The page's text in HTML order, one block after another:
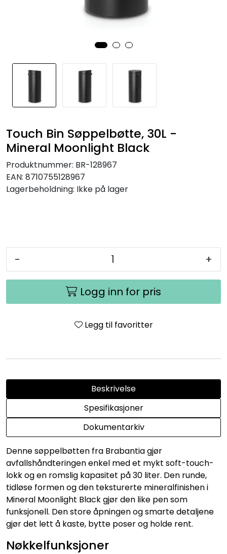
Touch Bin Søppelbøtte, 30L -
Mineral Moonlight Black
Produktnummer: BR-128967
EAN: 8710755128967
Lagerbeholdning: Ikke på lager
- +
Logg inn for pris
Legg til favoritter
Beskrivelse
Spesifikasjoner
Dokumentarkiv
Denne søppelbøtten fra Brabantia gjør
avfallshåndteringen enkel med et mykt soft-touch-
lokk og en romslig kapasitet på 30 liter. Den runde,
tidløse formen og den teksturerte mineralfinishen i
Mineral Moonlight Black gjør den like pen som
funksjonell. Den store åpningen og smarte detaljene
gjør det lett å kaste, bytte poser og holde rent.
Nøkkelfunksjoner